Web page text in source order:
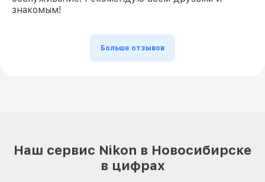
знакомым!
Больше отзывов
Наш сервис Nikon в Новосибирске
в цифрах